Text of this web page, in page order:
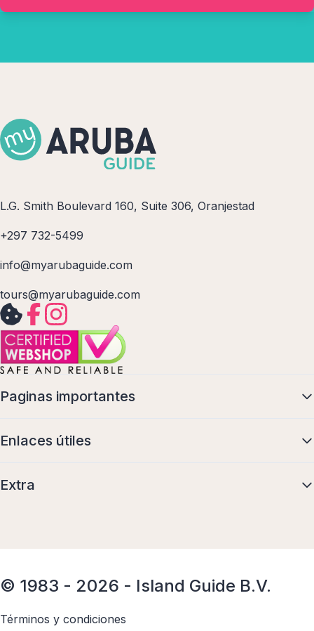
L.G. Smith Boulevard 160, Suite 306, Oranjestad
+297 732-5499
info@myarubaguide.com
tours@myarubaguide.com
Paginas importantes
Enlaces útiles
Extra
© 1983 - 2026 - Island Guide B.V.
Términos y condiciones